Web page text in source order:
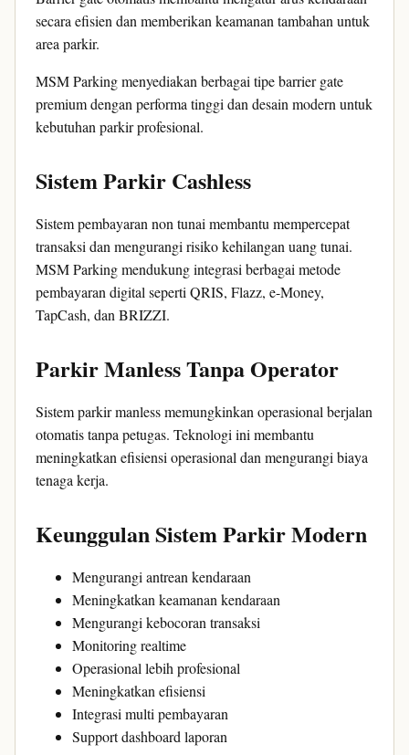
secara efisien dan memberikan keamanan tambahan untuk
area parkir.
MSM Parking menyediakan berbagai tipe barrier gate
premium dengan performa tinggi dan desain modern untuk
kebutuhan parkir profesional.
Sistem Parkir Cashless
Sistem pembayaran non tunai membantu mempercepat
transaksi dan mengurangi risiko kehilangan uang tunai.
MSM Parking mendukung integrasi berbagai metode
pembayaran digital seperti QRIS, Flazz, e-Money,
TapCash, dan BRIZZI.
Parkir Manless Tanpa Operator
Sistem parkir manless memungkinkan operasional berjalan
otomatis tanpa petugas. Teknologi ini membantu
meningkatkan efisiensi operasional dan mengurangi biaya
tenaga kerja.
Keunggulan Sistem Parkir Modern
Mengurangi antrean kendaraan
Meningkatkan keamanan kendaraan
Mengurangi kebocoran transaksi
Monitoring realtime
Operasional lebih profesional
Meningkatkan efisiensi
Integrasi multi pembayaran
Support dashboard laporan